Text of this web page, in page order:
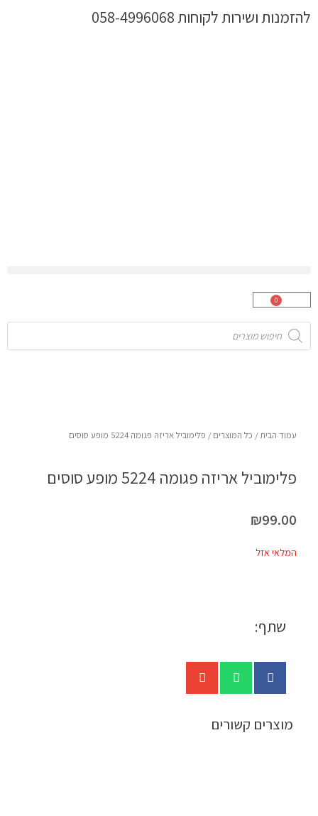
לתוכןלהזמנות ושירות לקוחות 058-4996068
0
עגלת
Products
search
עמוד הבית / כל המוצרים / פלימוביל אריזה פגומה 5224 מופע סוסים
פלימוביל אריזה פגומה 5224 מופע סוסים
₪99.00
המלאי אזל
שתף:
מוצרים קשורים